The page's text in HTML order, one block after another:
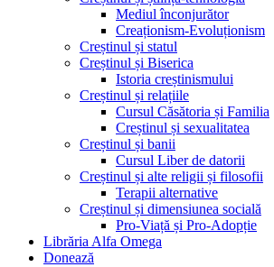
Mediul înconjurător
Creaționism-Evoluționism
Creștinul și statul
Creștinul și Biserica
Istoria creștinismului
Creștinul și relațiile
Cursul Căsătoria și Familia
Creștinul și sexualitatea
Creștinul și banii
Cursul Liber de datorii
Creștinul și alte religii și filosofii
Terapii alternative
Creștinul și dimensiunea socială
Pro-Viață și Pro-Adopție
Librăria Alfa Omega
Donează